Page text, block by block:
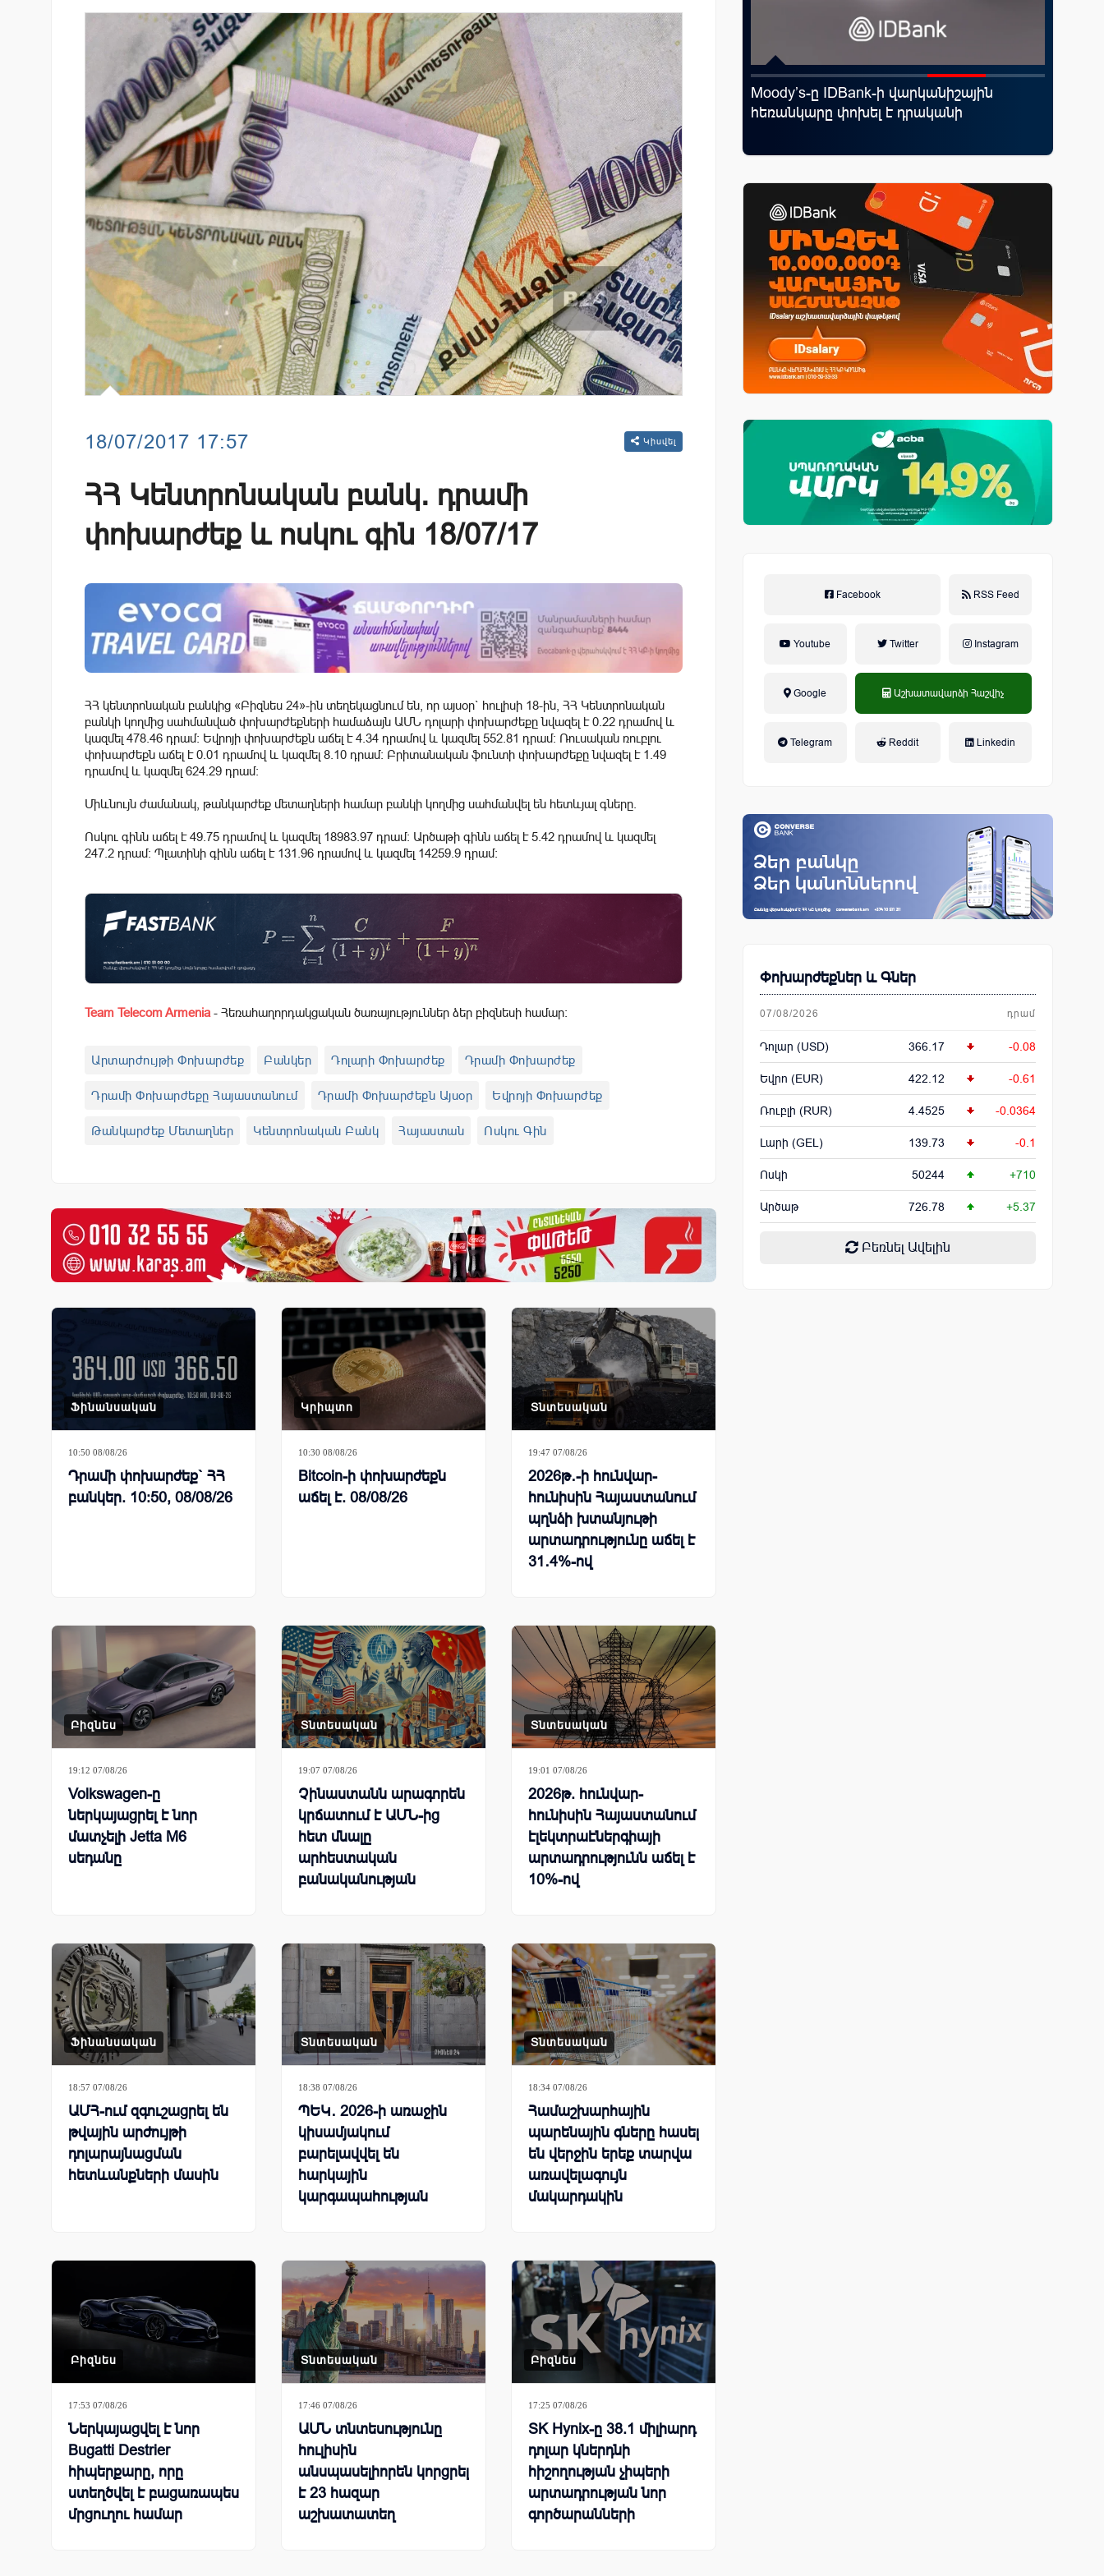
18/07/2017 17:57 Կիսվել
ՀՀ Կենտրոնական բանկ. դրամի
փոխարժեք և ոսկու գին 18/07/17
ՀՀ կենտրոնական բանկից «Բիզնես 24»-ին տեղեկացնում են, որ այսօր` հուլիսի 18-ին, ՀՀ Կենտրոնական
բանկի կողմից սահմանված փոխարժեքների համաձայն ԱՄՆ դոլարի փոխարժեքը նվազել է 0.22 դրամով և
կազմել 478.46 դրամ: Եվրոյի փոխարժեքն աճել է 4.34 դրամով և կազմել 552.81 դրամ: Ռուսական ռուբլու
փոխարժեքն աճել է 0.01 դրամով և կազմել 8.10 դրամ: Բրիտանական ֆունտի փոխարժեքը նվազել է 1.49
դրամով և կազմել 624.29 դրամ:
Միևնույն ժամանակ, թանկարժեք մետաղների համար բանկի կողմից սահմանվել են հետևյալ գները.
Ոսկու գինն աճել է 49.75 դրամով և կազմել 18983.97 դրամ: Արծաթի գինն աճել է 5.42 դրամով և կազմել
247.2 դրամ: Պլատինի գինն աճել է 131.96 դրամով և կազմել 14259.9 դրամ:
Team Telecom Armenia - Հեռահաղորդակցական ծառայություններ ձեր բիզնեսի համար:
Արտարժույթի Փոխարժեք Բանկեր Դոլարի Փոխարժեք Դրամի Փոխարժեք
Դրամի Փոխարժեքը Հայաստանում Դրամի Փոխարժեքն Այսօր Եվրոյի Փոխարժեք
Թանկարժեք Մետաղներ Կենտրոնական Բանկ Հայաստան Ոսկու Գին
ներկայացվեց
կրթական
Ֆասթ Բանկը Սևան Ստարտափ
Սամմիթին ներկայացրել է իր
պրոդուկտներն ու քարտային
առաջարկները
«Սմայլ Սվիթ»-ի զարգացման
ճանապարհը՝ Կոնվերս Բանկի
գործընկերությամբ
Moody’s-ը IDBank-ի վարկանիշային
հեռանկարը փոխել է դրականի
Facebook RSS Feed
Youtube Twitter Instagram
Google Աշխատավարձի Հաշվիչ
Telegram Reddit Linkedin
Փոխարժեքներ և Գներ
07/08/2026 դրամ
Դոլար (USD) 366.17 -0.08
Եվրո (EUR) 422.12 -0.61
Ռուբլի (RUR) 4.4525 -0.0364
Լարի (GEL) 139.73 -0.1
Ոսկի 50244 +710
Արծաթ 726.78 +5.37
Բեռնել Ավելին
Ֆինանսական
10:50 08/08/26
Դրամի փոխարժեք` ՀՀ
բանկեր. 10:50, 08/08/26
Կրիպտո
10:30 08/08/26
Bitcoin-ի փոխարժեքն
աճել է. 08/08/26
Տնտեսական
19:47 07/08/26
2026թ․-ի հունվար-
հունիսին Հայաստանում
պղնձի խտանյութի
արտադրությունը աճել է
31․4%-ով
Բիզնես
19:12 07/08/26
Volkswagen-ը
ներկայացրել է նոր
մատչելի Jetta M6
սեդանը
Տնտեսական
19:07 07/08/26
Չինաստանն արագորեն
կրճատում է ԱՄՆ-ից
հետ մնալը
արհեստական
բանականության
Տնտեսական
19:01 07/08/26
2026թ. հունվար-
հունիսին Հայաստանում
էլեկտրաէներգիայի
արտադրությունն աճել է
10%-ով
Ֆինանսական
18:57 07/08/26
ԱՄՀ-ում զգուշացրել են
թվային արժույթի
դոլարայնացման
հետևանքների մասին
Տնտեսական
18:38 07/08/26
ՊԵԿ․ 2026-ի առաջին
կիսամյակում
բարելավվել են
հարկային
կարգապահության
Տնտեսական
18:34 07/08/26
Համաշխարհային
պարենային գները հասել
են վերջին երեք տարվա
առավելագույն
մակարդակին
Բիզնես
17:53 07/08/26
Ներկայացվել է նոր
Bugatti Destrier
հիպերքարը, որը
ստեղծվել է բացառապես
մրցուղու համար
Տնտեսական
17:46 07/08/26
ԱՄՆ տնտեսությունը
հուլիսին
անսպասելիորեն կորցրել
է 23 հազար
աշխատատեղ
Բիզնես
17:25 07/08/26
SK Hynix-ը 38.1 միլիարդ
դոլար կներդնի
հիշողության չիպերի
արտադրության նոր
գործարանների